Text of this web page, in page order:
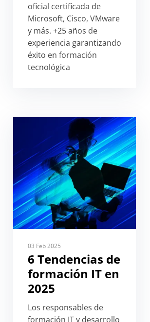
oficial certificada de
Microsoft, Cisco, VMware
y más. +25 años de
experiencia garantizando
éxito en formación
tecnológica
03 Feb 2025
6 Tendencias de
formación IT en
2025
Los responsables de
formación IT y desarrollo